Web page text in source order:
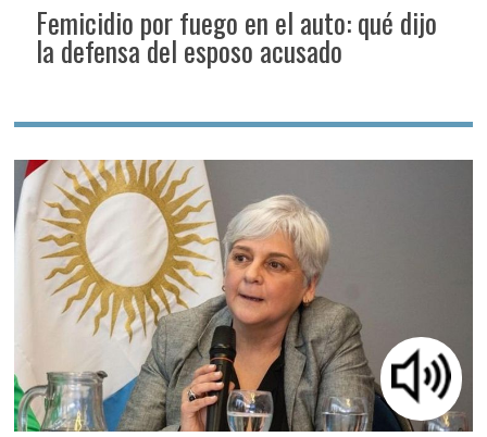
Femicidio por fuego en el auto: qué dijo
la defensa del esposo acusado